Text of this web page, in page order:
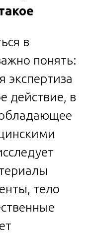
в
понять:
экспертиза
действие, в
тело